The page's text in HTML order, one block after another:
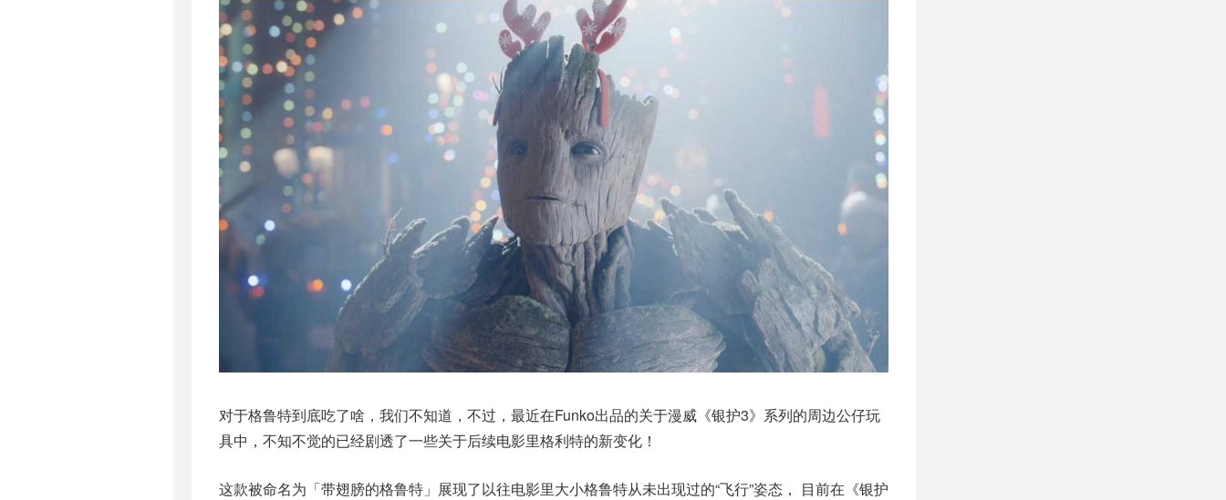
对于格鲁特到底吃了啥，我们不知道，不过，最近在Funko出品的关于漫威《银护3》系列的周边公仔玩
具中，不知不觉的已经剧透了一些关于后续电影里格利特的新变化！
这款被命名为「带翅膀的格鲁特」展现了以往电影里大小格鲁特从未出现过的“飞行”姿态， 目前在《银护